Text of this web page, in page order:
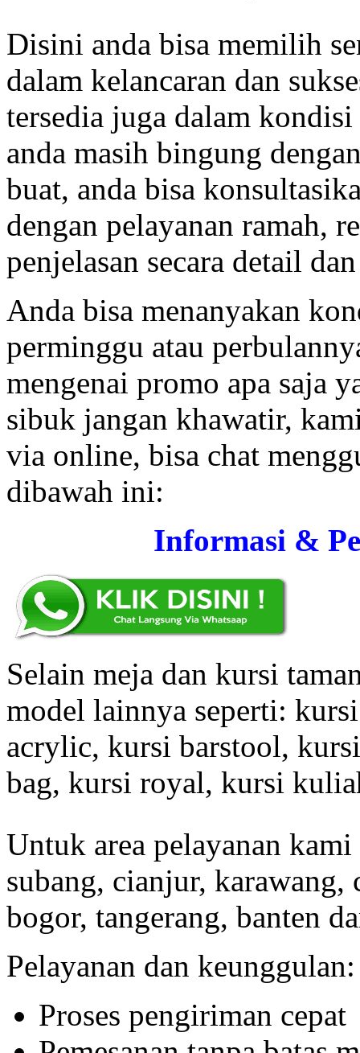
Disini anda bisa memilih
dalam kelancaran dan
tersedia juga dalam
anda masih bingung
buat, anda bisa
dengan pelayanan ramah,
penjelasan secara detail
Anda bisa menanyakan
perminggu atau
mengenai promo apa saja
sibuk jangan khawatir,
via online, bisa chat
dibawah ini:
Informasi &
Selain meja dan kursi
model lainnya seperti:
acrylic, kursi barstool,
bag, kursi royal, kursi
Untuk area pelayanan
subang, cianjur,
bogor, tangerang, banten
Pelayanan dan keunggulan:
Proses pengiriman cepat